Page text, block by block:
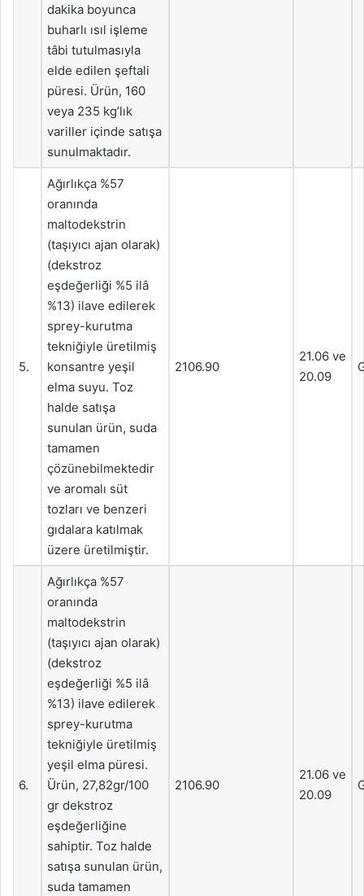
dakika boyunca
buharlı ısıl işleme
tâbi tutulmasıyla
elde edilen şeftali
püresi. Ürün, 160
veya 235 kg’lık
variller içinde satışa
sunulmaktadır.
5.
Ağırlıkça %57
oranında
maltodekstrin
(taşıyıcı ajan olarak)
(dekstroz
eşdeğerliği %5 ilâ
%13) ilave edilerek
sprey-kurutma
tekniğiyle üretilmiş
konsantre yeşil
elma suyu. Toz
halde satışa
sunulan ürün, suda
tamamen
çözünebilmektedir
ve aromalı süt
tozları ve benzeri
gıdalara katılmak
üzere üretilmiştir.
2106.90
21.06 ve
20.09
6.
Ağırlıkça %57
oranında
maltodekstrin
(taşıyıcı ajan olarak)
(dekstroz
eşdeğerliği %5 ilâ
%13) ilave edilerek
sprey-kurutma
tekniğiyle üretilmiş
yeşil elma püresi.
Ürün, 27,82gr/100
gr dekstroz
eşdeğerliğine
sahiptir. Toz halde
satışa sunulan ürün,
suda tamamen
2106.90
21.06 ve
20.09